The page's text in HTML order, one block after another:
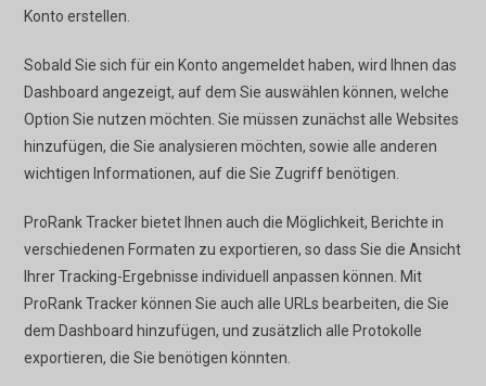
Konto erstellen.
Sobald Sie sich für ein Konto angemeldet haben, wird Ihnen das
Dashboard angezeigt, auf dem Sie auswählen können, welche
Option Sie nutzen möchten. Sie müssen zunächst alle Websites
hinzufügen, die Sie analysieren möchten, sowie alle anderen
wichtigen Informationen, auf die Sie Zugriff benötigen.
ProRank Tracker bietet Ihnen auch die Möglichkeit, Berichte in
verschiedenen Formaten zu exportieren, so dass Sie die Ansicht
Ihrer Tracking-Ergebnisse individuell anpassen können. Mit
ProRank Tracker können Sie auch alle URLs bearbeiten, die Sie
dem Dashboard hinzufügen, und zusätzlich alle Protokolle
exportieren, die Sie benötigen könnten.